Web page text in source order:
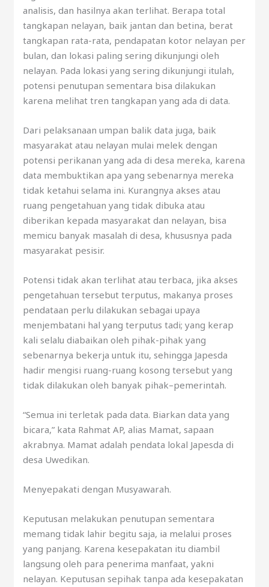
analisis, dan hasilnya akan terlihat. Berapa total
tangkapan nelayan, baik jantan dan betina, berat
tangkapan rata-rata, pendapatan kotor nelayan per
bulan, dan lokasi paling sering dikunjungi oleh
nelayan. Pada lokasi yang sering dikunjungi itulah,
potensi penutupan sementara bisa dilakukan
karena melihat tren tangkapan yang ada di data.
Dari pelaksanaan umpan balik data juga, baik
masyarakat atau nelayan mulai melek dengan
potensi perikanan yang ada di desa mereka, karena
data membuktikan apa yang sebenarnya mereka
tidak ketahui selama ini. Kurangnya akses atau
ruang pengetahuan yang tidak dibuka atau
diberikan kepada masyarakat dan nelayan, bisa
memicu banyak masalah di desa, khususnya pada
masyarakat pesisir.
Potensi tidak akan terlihat atau terbaca, jika akses
pengetahuan tersebut terputus, makanya proses
pendataan perlu dilakukan sebagai upaya
menjembatani hal yang terputus tadi; yang kerap
kali selalu diabaikan oleh pihak-pihak yang
sebenarnya bekerja untuk itu, sehingga Japesda
hadir mengisi ruang-ruang kosong tersebut yang
tidak dilakukan oleh banyak pihak–pemerintah.
“Semua ini terletak pada data. Biarkan data yang
bicara,” kata Rahmat AP, alias Mamat, sapaan
akrabnya. Mamat adalah pendata lokal Japesda di
desa Uwedikan.
Menyepakati dengan Musyawarah.
Keputusan melakukan penutupan sementara
memang tidak lahir begitu saja, ia melalui proses
yang panjang. Karena kesepakatan itu diambil
langsung oleh para penerima manfaat, yakni
nelayan. Keputusan sepihak tanpa ada kesepakatan